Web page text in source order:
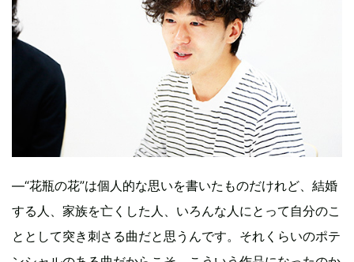
―“花瓶の花”は個人的な思いを書いたものだけれど、結婚
する人、家族を亡くした人、いろんな人にとって自分のこ
ととして突き刺さる曲だと思うんです。それくらいのポテ